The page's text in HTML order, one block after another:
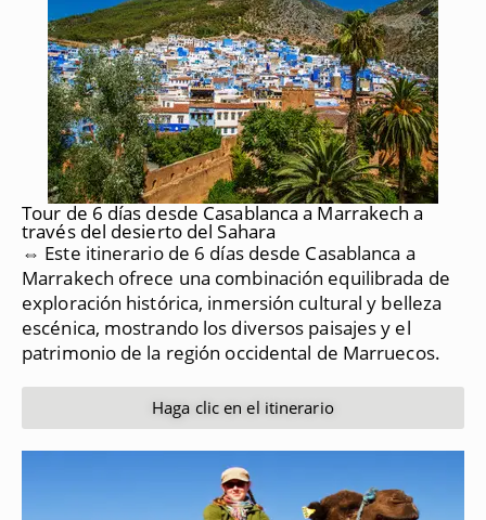
Tour de 6 días desde Casablanca a Marrakech a
través del desierto del Sahara
⇔ Este itinerario de 6 días desde Casablanca a
Marrakech ofrece una combinación equilibrada de
exploración histórica, inmersión cultural y belleza
escénica, mostrando los diversos paisajes y el
patrimonio de la región occidental de Marruecos.
Haga clic en el itinerario